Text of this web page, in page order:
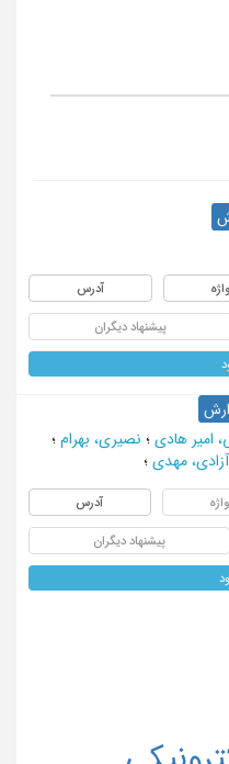
آدرس
پیشنهاد دیگران
امیر هادی ؛ نصیری، بهرام ؛
آزادی، مهدی ؛
آدرس
پیشنهاد دیگران